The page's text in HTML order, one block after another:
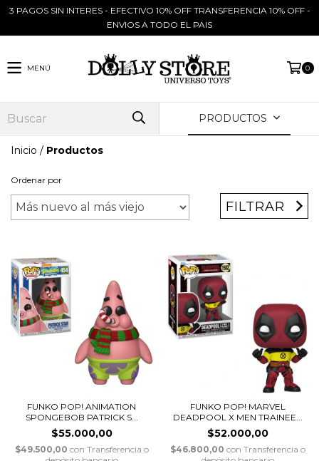
3 PAGOS SIN INTERES - EFECTIVO 10% OFF TRANSFERENCIA 10% OFF -
ENVIOS A TODO EL PAIS
MENÚ 0
PRODUCTOS
Inicio / Productos
Ordenar por
FILTRAR
FUNKO POP! ANIMATION
SPONGEBOB PATRICK S...
$55.000,00
$49.500,00 con Transferencia o
FUNKO POP! MARVEL
DEADPOOL X MEN TRAINEE...
$52.000,00
$46.800,00 con Transferencia o